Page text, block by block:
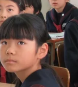
for Social Good